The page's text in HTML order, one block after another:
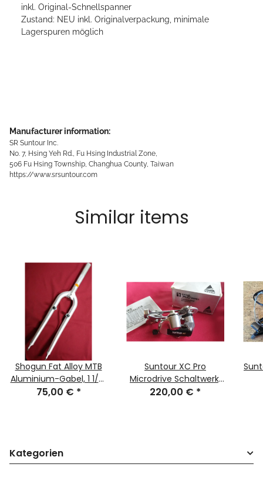
inkl. Original-Schnellspanner
Zustand: NEU inkl. Originalverpackung, minimale
Lagerspuren möglich
Manufacturer information:
SR Suntour Inc.
No. 7, Hsing Yeh Rd., Fu Hsing Industrial Zone,
506 Fu Hsing Township, Changhua County, Taiwan
https://www.srsuntour.com
Similar items
Shogun Fat Alloy MTB
Aluminium-Gabel, 1 1/8"
Gewindeschaft, 190mm
75,00 € *
Suntour XC Pro
Microdrive Schaltwerk,
short-cage, NEU in
220,00 € *
Kategorien